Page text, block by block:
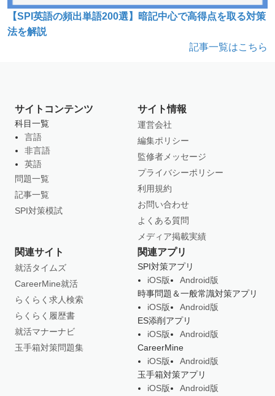
【SPI英語の頻出単語200選】暗記中心で高得点を取る対策
法を解説
記事一覧はこちら
サイトコンテンツ
科目一覧
言語
非言語
英語
問題一覧
記事一覧
SPI対策模試
サイト情報
運営会社
編集ポリシー
監修者メッセージ
プライバシーポリシー
利用規約
お問い合わせ
よくある質問
メディア掲載実績
関連サイト
就活タイムズ
CareerMine就活
らくらく求人検索
らくらく履歴書
就活マナーナビ
玉手箱対策問題集
関連アプリ
SPI対策アプリ
iOS版
Android版
時事問題＆一般常識対策アプリ
iOS版
Android版
ES添削アプリ
iOS版
Android版
CareerMine
iOS版
Android版
玉手箱対策アプリ
iOS版
Android版